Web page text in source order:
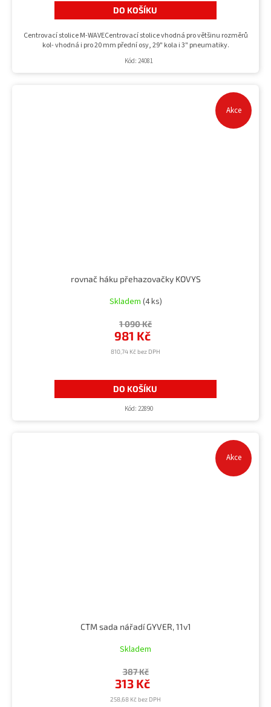
DO KOŠÍKU
Centrovací stolice M-WAVECentrovací stolice vhodná pro většinu rozměrů
kol- vhodná i pro 20 mm přední osy, 29" kola i 3" pneumatiky.
Kód: 24081
Akce
rovnač háku přehazovačky KOVYS
Skladem (4 ks)
810,74 Kč bez DPH
981 Kč
1 090 Kč
DO KOŠÍKU
Kód: 22890
Akce
CTM sada nářadí GYVER, 11v1
Skladem
258,68 Kč bez DPH
313 Kč
387 Kč